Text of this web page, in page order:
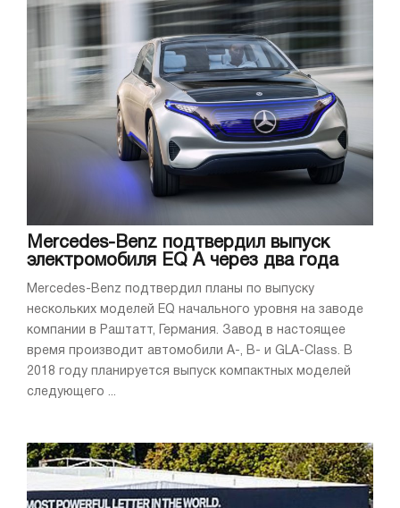
Mercedes-Benz подтвердил выпуск
электромобиля EQ A через два года
Mercedes-Benz подтвердил планы по выпуску
нескольких моделей EQ начального уровня на заводе
компании в Раштатт, Германия. Завод в настоящее
время производит автомобили A-, B- и GLA-Class. В
2018 году планируется выпуск компактных моделей
следующего ...